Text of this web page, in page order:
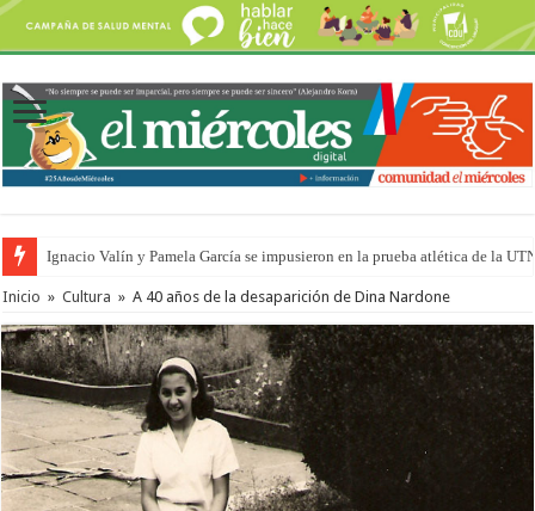
Traigo el litoral en mi canción: 100 años de Aníbal Sampayo
Inicio » Cultura » A 40 años de la desaparición de Dina Nardone